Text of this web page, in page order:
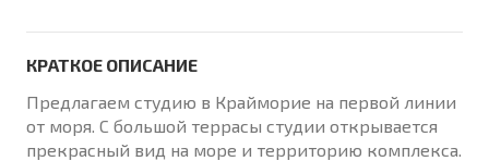
КРАТКОЕ ОПИСАНИЕ
Предлагаем студию в Крайморие на первой линии
от моря. С большой террасы студии открывается
прекрасный вид на море и территорию комплекса.